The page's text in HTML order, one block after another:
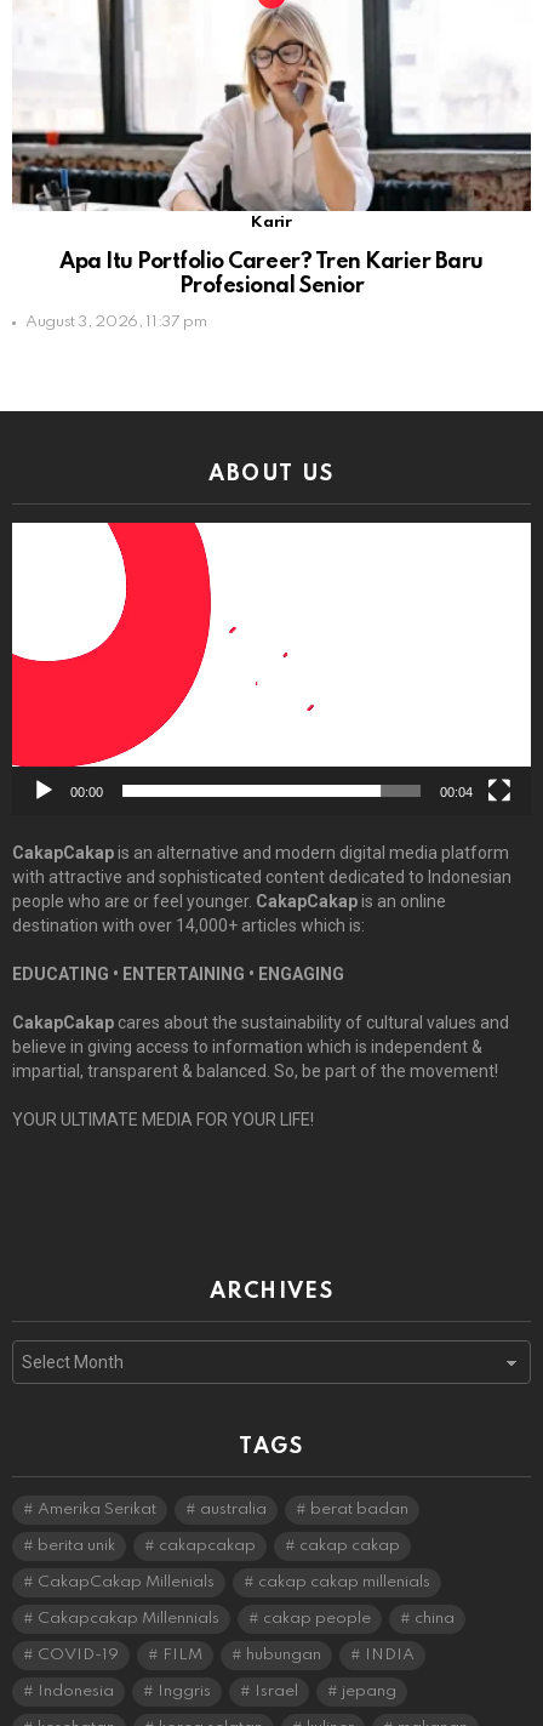
Karir
Apa Itu Portfolio Career? Tren Karier Baru
Profesional Senior
August 3, 2026, 11:37 pm
ABOUT US
00:00 00:04
CakapCakapis an alternative and modern digital media platform
with attractive and sophisticated content dedicated to Indonesian
people who are or feel younger. CakapCakapis an online
destination with over 14,000+ articles which is:
EDUCATING • ENTERTAINING • ENGAGING
CakapCakap cares about the sustainability of cultural values and
believe in giving access to information which is independent &
impartial, transparent & balanced. So, be part of the movement!
YOUR ULTIMATE MEDIA FOR YOUR LIFE!
ARCHIVES
Archives
TAGS
Amerika Serikat australia berat badan
berita unik cakapcakap cakap cakap
CakapCakap Millenials cakap cakap millenials
Cakapcakap Millennials cakap people china
COVID-19 FILM hubungan INDIA
Indonesia Inggris Israel jepang